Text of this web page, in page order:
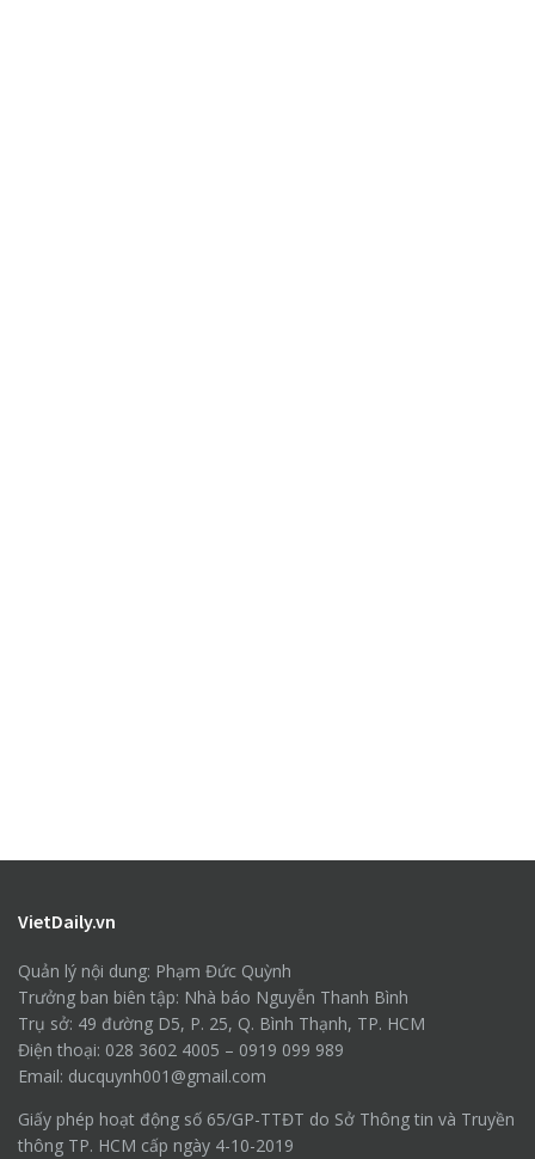
VietDaily.vn
Quản lý nội dung: Phạm Đức Quỳnh
Trưởng ban biên tập: Nhà báo Nguyễn Thanh Bình
Trụ sở: 49 đường D5, P. 25, Q. Bình Thạnh, TP. HCM
Điện thoại: 028 3602 4005 – 0919 099 989
Email: ducquynh001@gmail.com
Giấy phép hoạt động số 65/GP-TTĐT do Sở Thông tin và Truyền
thông TP. HCM cấp ngày 4-10-2019